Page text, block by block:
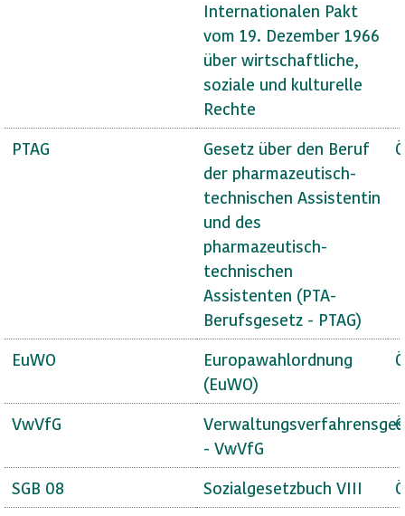
Internationalen Pakt
vom 19. Dezember 1966
über wirtschaftliche,
soziale und kulturelle
Rechte
PTAG
Gesetz über den Beruf
der pharmazeutisch-
technischen Assistentin
und des
pharmazeutisch-
technischen
Assistenten (PTA-
Berufsgesetz - PTAG)
EuWO
Europawahlordnung
(EuWO)
VwVfG
- VwVfG
SGB 08 Sozialgesetzbuch VIII